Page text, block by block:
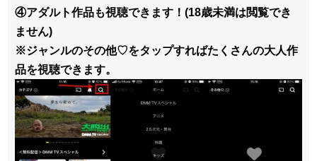
④アダルト作品も視聴できます！(18歳未満は閲覧でき
ません)
※ジャンルのその他♡をタップすればたくさんの大人作
品を視聴できます。